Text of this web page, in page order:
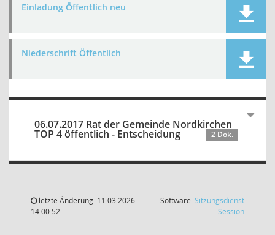
Einladung Öffentlich neu
Niederschrift Öffentlich
06.07.2017 Rat der Gemeinde Nordkirchen
TOP 4 öffentlich - Entscheidung 2 Dok.
letzte Änderung: 11.03.2026
14:00:52
Software:Sitzungsdienst
Session(Wird in